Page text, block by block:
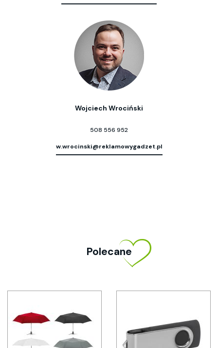
Wojciech Wrociński
508 556 952
w.wrocinski@reklamowygadzet.pl
Polecane